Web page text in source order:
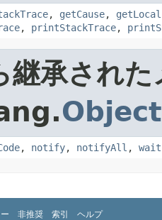
, getCause,
, printStackTrace,
継承された
Object
, notify, notifyAll , wait
非推奨 索引 ヘルプ